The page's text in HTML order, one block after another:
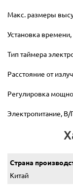
Макс. размеры
Установка
Тип таймера
Расстояние от
Регулировка
Электропитание,
Страна
Китай